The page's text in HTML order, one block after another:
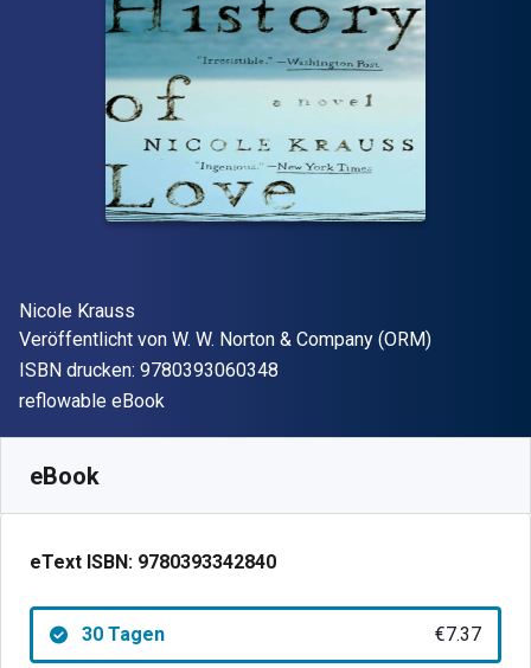
Autor(en)
Nicole Krauss
Verleger
Veröffentlicht von W. W. Norton & Company (ORM)
ISBN drucken: 9780393060348
Format
reflowable eBook
eBook
eText ISBN: 9780393342840
30 Tagen €7.37